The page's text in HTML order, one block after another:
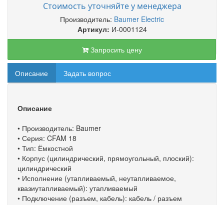
Стоимость уточняйте у менеджера
Производитель: Baumer Electric
Артикул: И-0001124
Запросить цену
Описание Задать вопрос
Описание
• Производитель: Baumer
• Серия: CFAM 18
• Тип: Ёмкостной
• Корпус (цилиндрический, прямоугольный, плоский):
цилиндрический
• Исполнение (утапливаемый, неутапливаемое,
квазиутапливаемый): утапливаемый
• Подключение (разъем, кабель): кабель / разъем